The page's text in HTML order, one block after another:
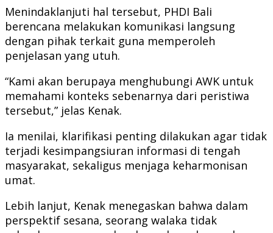
Menindaklanjuti hal tersebut, PHDI Bali
berencana melakukan komunikasi langsung
dengan pihak terkait guna memperoleh
penjelasan yang utuh.
“Kami akan berupaya menghubungi AWK untuk
memahami konteks sebenarnya dari peristiwa
tersebut,” jelas Kenak.
Ia menilai, klarifikasi penting dilakukan agar tidak
terjadi kesimpangsiuran informasi di tengah
masyarakat, sekaligus menjaga keharmonisan
umat.
Lebih lanjut, Kenak menegaskan bahwa dalam
perspektif sesana, seorang walaka tidak